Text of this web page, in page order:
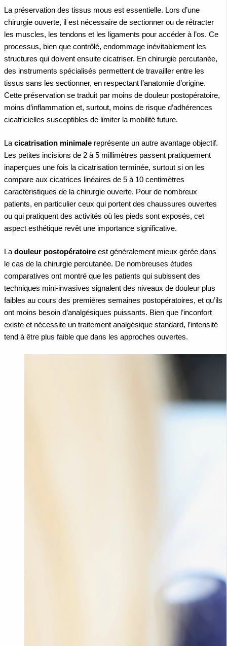
La préservation des tissus mous est essentielle. Lors d’une
chirurgie ouverte, il est nécessaire de sectionner ou de rétracter
les muscles, les tendons et les ligaments pour accéder à l’os. Ce
processus, bien que contrôlé, endommage inévitablement les
structures qui doivent ensuite cicatriser. En chirurgie percutanée,
des instruments spécialisés permettent de travailler entre les
tissus sans les sectionner, en respectant l’anatomie d’origine.
Cette préservation se traduit par moins de douleur postopératoire,
moins d’inflammation et, surtout, moins de risque d’adhérences
cicatricielles susceptibles de limiter la mobilité future.
Lacicatrisation minimale représente un autre avantage objectif.
Les petites incisions de 2 à 5 millimètres passent pratiquement
inaperçues une fois la cicatrisation terminée, surtout si on les
compare aux cicatrices linéaires de 5 à 10 centimètres
caractéristiques de la chirurgie ouverte. Pour de nombreux
patients, en particulier ceux qui portent des chaussures ouvertes
ou qui pratiquent des activités où les pieds sont exposés, cet
aspect esthétique revêt une importance significative.
Ladouleur postopératoire est généralement mieux gérée dans
le cas de la chirurgie percutanée. De nombreuses études
comparatives ont montré que les patients qui subissent des
techniques mini-invasives signalent des niveaux de douleur plus
faibles au cours des premières semaines postopératoires, et qu’ils
ont moins besoin d’analgésiques puissants. Bien que l’inconfort
existe et nécessite un traitement analgésique standard, l’intensité
tend à être plus faible que dans les approches ouvertes.